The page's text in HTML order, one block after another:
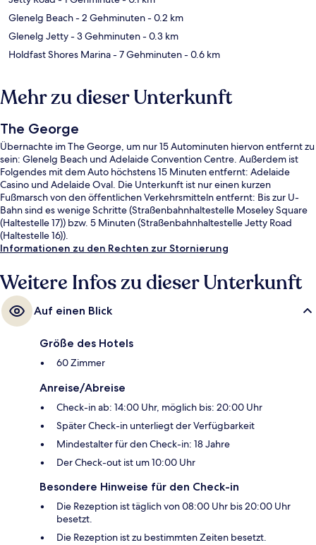
Glenelg Beach- 2 Gehminuten- 0.2 km
Glenelg Jetty- 3 Gehminuten- 0.3 km
Holdfast Shores Marina- 7 Gehminuten- 0.6 km
Mehr zu dieser Unterkunft
The George
Übernachte im The George, um nur 15 Autominuten hiervon entfernt zu
sein: Glenelg Beach und Adelaide Convention Centre. Außerdem ist
Folgendes mit dem Auto höchstens 15 Minuten entfernt: Adelaide
Casino und Adelaide Oval. Die Unterkunft ist nur einen kurzen
Fußmarsch von den öffentlichen Verkehrsmitteln entfernt: Bis zur U-
Bahn sind es wenige Schritte (Straßenbahnhaltestelle Moseley Square
(Haltestelle 17)) bzw. 5 Minuten (Straßenbahnhaltestelle Jetty Road
(Haltestelle 16)).
Informationen zu den Rechten zur Stornierung
Weitere Infos zu dieser Unterkunft
Auf einen Blick
Größe des Hotels
60 Zimmer
Anreise/Abreise
Check-in ab: 14:00 Uhr, möglich bis: 20:00 Uhr
Später Check-in unterliegt der Verfügbarkeit
Mindestalter für den Check-in: 18 Jahre
Der Check-out ist um 10:00 Uhr
Besondere Hinweise für den Check-in
Die Rezeption ist täglich von 08:00 Uhr bis 20:00 Uhr
besetzt.
Die Rezeption ist zu bestimmten Zeiten besetzt.